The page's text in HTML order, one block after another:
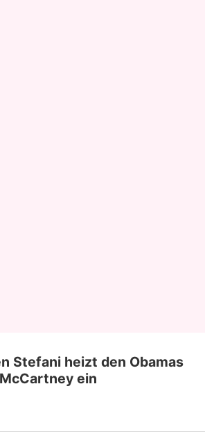
Stefani heizt den Obamas
ein